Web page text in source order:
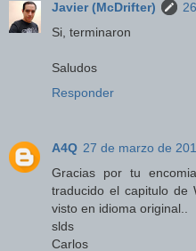
Javier (McDrifter)
Si, terminaron
Saludos
Responder
A4Q 27 de marzo de
Gracias por tu
traducido el capitulo de
visto en idioma original..
slds
Carlos